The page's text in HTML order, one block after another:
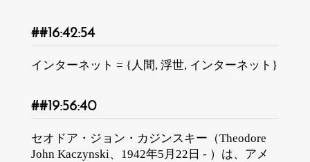
16:42:54
インターネット = {人間, 浮世, インターネット}
19:56:40
セオドア・ジョン・カジンスキー（Theodore
John Kaczynski、1942年5月22日 - ）は、アメ